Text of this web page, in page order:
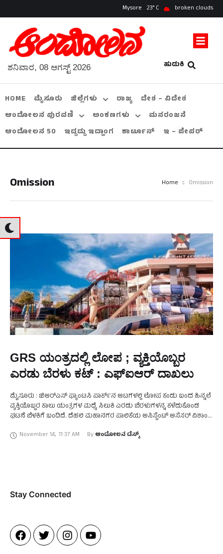
Mysore 23 broken clouds
ಹುಡುಕಿ
ಶನಿವಾರ, 08 ಆಗಸ್ಟ್ 2026
HOME ಮೈಸೂರು ಜಿಲ್ಲೆಗಳು ರಾಜ್ಯ
ದೇಶ – ವಿದೇಶ
ಆಂದೋಲನ ಪುರವಣಿ
ಅಂಕಣಗಳು
ಮನರಂಜನೆ
ಆಂದೋಲನ 50
ಇದ್ದದ್ದು ಇದ್ಹಾಂಗ ಕಾರ್ಟೂನ್ ಇ – ಪೇಪರ್
Omission Home Omission
GRS ಯಂತ್ರದಲ್ಲಿ ಲೋಪ ; ವ್ಯಕ್ತಿಯೊಬ್ಬರ
ಎರಡು ಬೆರಳು ಕಟ್ : ಎಫ್‌ಐಆರ್‌ ದಾಖಲು
ಮೈಸೂರು : ಜಿಆರ್‌ಎಸ್ ಫ್ಯಾಂಟಸಿ ಪಾರ್ಕ್‌ನ ಆಟಗಳಲ್ಲಿ ಲೋಪ ಕಂಡು ಬಂದ ಹಿನ್ನಲೆ
ವ್ಯಕ್ತಿಯೊಬ್ಬರ ಕಾಲು ಯಂತ್ರಗಳ ಮಧ್ಯೆ ಸಿಲುಕಿ ಎರಡು ಬೆರಳುಗಳನ್ನ ಕಳೆದುಕೊಂಡ
ಘಟನೆ ಬೆಳಕಿಗೆ ಬಂದಿದೆ. ದೆಹಲಿ ಮಹಾನಗರ ಪಾಲಿಕೆಯ ಅಸಿಸ್ಟೆಂಟ್ ಅಸೆಸರ್ ವಿಶಾಂತ್
November 14, 11:37 AM By ಆಂದೋಲನ ಡೆಸ್ಕ್
Stay Connected​